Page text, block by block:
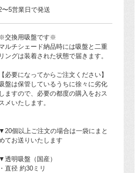
〜5営業日で発送
※交換用吸盤です※
ルチシェード納品時には吸盤と二重
リングは装着された状態で届きます。
【必要になってからご注文ください】
盤は保管しているうちに徐々に劣化
しますので、必要の都度の購入をおス
メいたします。
▼20個以上ご注文の場合は一袋にまと
てお送りいたします
▼透明吸盤（国産）
・直径 約30ミリ